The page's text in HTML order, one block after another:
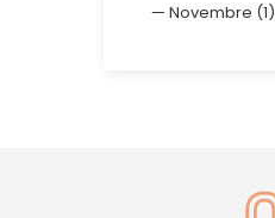
Novembre (1)